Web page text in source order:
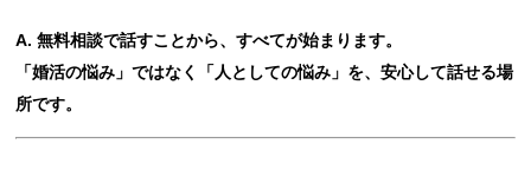
A. 無料相談で話すことから、すべてが始まります。
「婚活の悩み」ではなく「人としての悩み」を、安心して話せる場
所です。